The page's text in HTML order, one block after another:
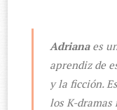
Adriana es
aprendiz de
y la ficción.
los K-dramas